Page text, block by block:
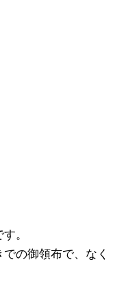
。
の御領布で、なく